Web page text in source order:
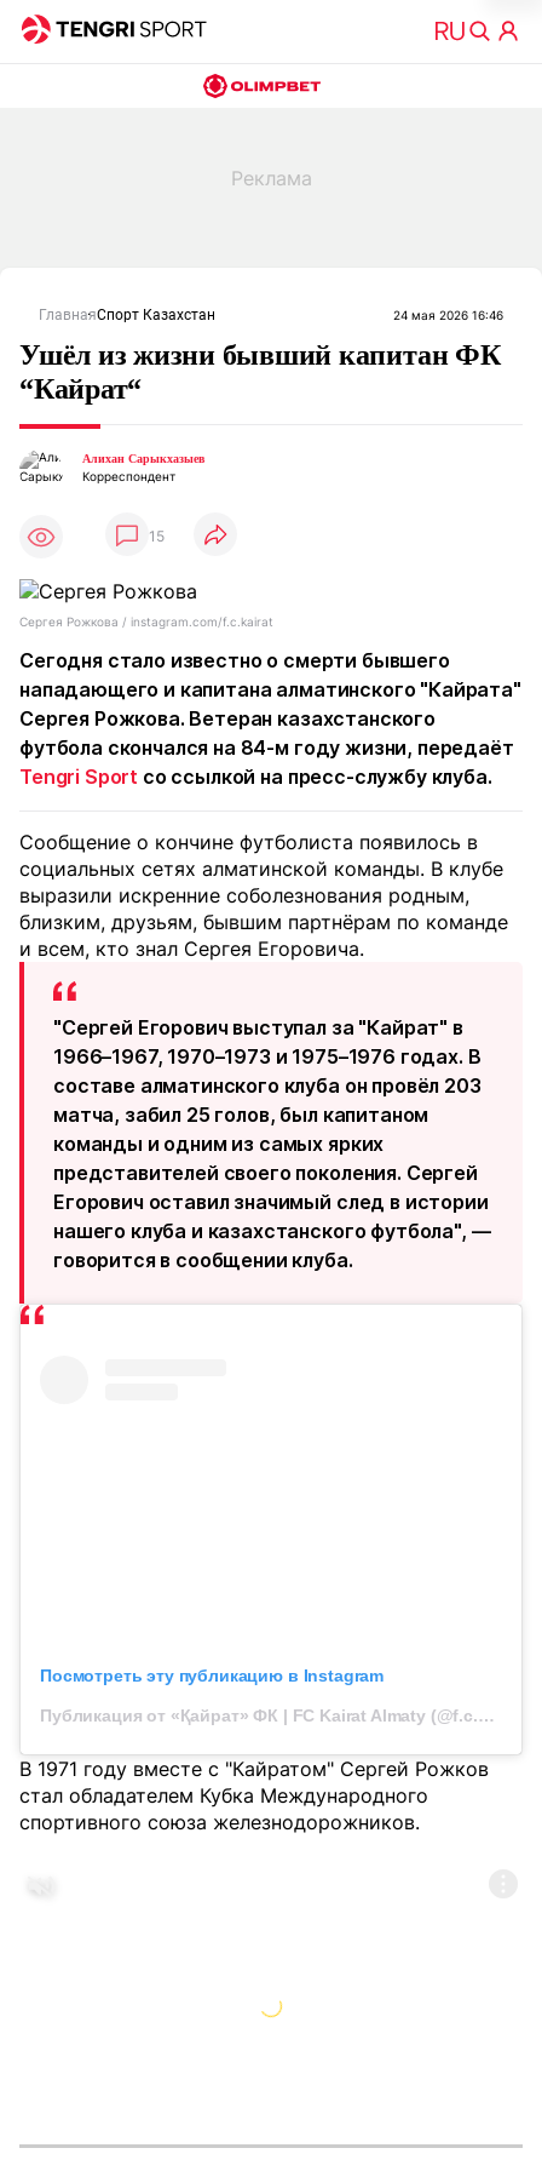
ГлавнаяСпорт Казахстан 24 мая 2026 16:46
Ушёл из жизни бывший капитан ФК
“Кайрат“
Алихан Сарыкхазыев
Корреспондент
15
Сергея Рожкова / instagram.com/f.c.kairat
Сегодня стало известно о смерти бывшего
нападающего и капитана алматинского "Кайрата"
Сергея Рожкова. Ветеран казахстанского
футбола скончался на 84-м году жизни, передаёт
Tengri Sport со ссылкой на пресс-службу клуба.
Сообщение о кончине футболиста появилось в
социальных сетях алматинской команды. В клубе
выразили искренние соболезнования родным,
близким, друзьям, бывшим партнёрам по команде
и всем, кто знал Сергея Егоровича.
"Сергей Егорович выступал за "Кайрат" в
1966–1967, 1970–1973 и 1975–1976 годах. В
составе алматинского клуба он провёл 203
матча, забил 25 голов, был капитаном
команды и одним из самых ярких
представителей своего поколения. Сергей
Егорович оставил значимый след в истории
нашего клуба и казахстанского футбола", —
говорится в сообщении клуба.
Посмотреть эту публикацию в Instagram
Публикация от «Қайрат» ФК | FC Kairat Almaty (@f.c.kairat)
В 1971 году вместе с "Кайратом" Сергей Рожков
стал обладателем Кубка Международного
спортивного союза железнодорожников.